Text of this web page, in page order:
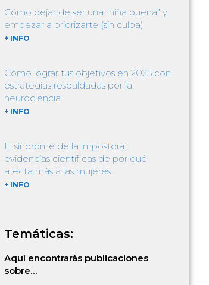
Cómo dejar de ser una “niña buena” y
empezar a priorizarte (sin culpa)
+ INFO
Cómo lograr tus objetivos en 2025 con
estrategias respaldadas por la
neurociencia
+ INFO
El síndrome de la impostora:
evidencias científicas de por qué
afecta más a las mujeres
+ INFO
Temáticas:
Aquí encontrarás publicaciones
sobre…